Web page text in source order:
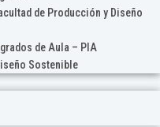
de Producción y Diseño
de Aula – PIA
Sostenible